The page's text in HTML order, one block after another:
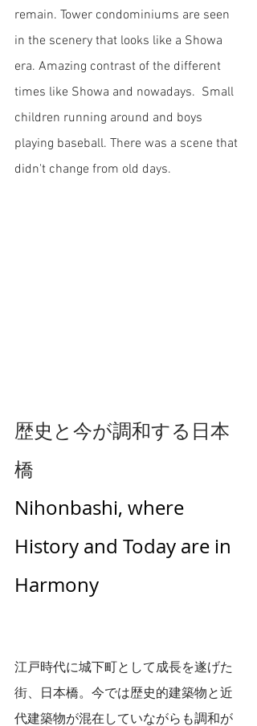
remain. Tower condominiums are seen
in the scenery that looks like a Showa
era. Amazing contrast of the different
times like Showa and nowadays.  Small
children running around and boys
playing baseball. There was a scene that
didn't change from old days.
歴史と今が調和する日本
橋
Nihonbashi, where
History and Today are in
Harmony
江戸時代に城下町として成長を遂げた
街、日本橋。今では歴史的建築物と近
代建築物が混在していながらも調和が